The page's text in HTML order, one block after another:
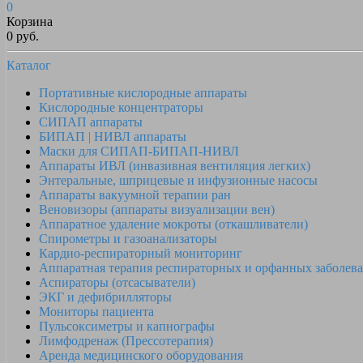
0
Корзина
0 руб.
Каталог
Портативные кислородные аппараты
Кислородные концентраторы
СИПАП аппараты
БИПАП | НИВЛ аппараты
Маски для СИПАП-БИПАП-НИВЛ
Аппараты ИВЛ (инвазивная вентиляция легких)
Энтеральные, шприцевые и инфузионные насосы
Аппараты вакуумной терапии ран
Веновизоры (аппараты визуализации вен)
Аппаратное удаление мокроты (откашливатели)
Спирометры и газоанализаторы
Кардио-респираторный мониторинг
Аппаратная терапия респираторных и орфанных
Аспираторы (отсасыватели)
ЭКГ и дефибрилляторы
Мониторы пациента
Пульсоксиметры и капнографы
Лимфодренаж (Прессотерапия)
Аренда медицинского оборудования